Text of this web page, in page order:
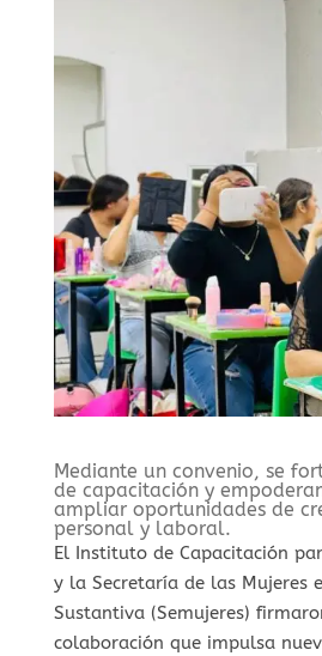
⁠Mediante un convenio, se
de capacitación y
ampliar oportunidades de
personal y laboral.
El Instituto de Capacitación
y la Secretaría de las Mujeres
Sustantiva (Semujeres)
colaboración que impulsa